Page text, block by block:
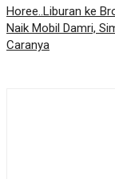
Horee..Liburan ke
Naik Mobil Damri,
Caranya